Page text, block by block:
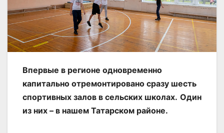
Впервые в регионе одновременно
капитально отремонтировано сразу шесть
спортивных залов в сельских школах. Один
из них – в нашем Татарском районе.